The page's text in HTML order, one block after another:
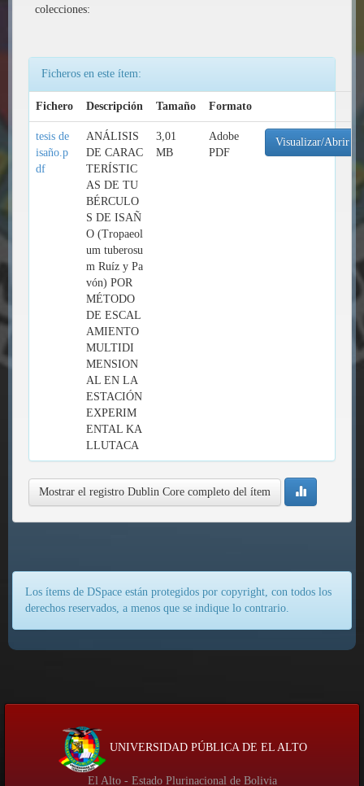
colecciones:
Ficheros en este ítem:
Fichero Descripción Tamaño Formato
tesis de
isaño.p
df
ANÁLISIS
DE CARAC
TERÍSTIC
AS DE TU
BÉRCULO
S DE ISAÑ
O (Tropaeol
um tuberosu
m Ruíz y Pa
vón) POR
MÉTODO
DE ESCAL
AMIENTO
MULTIDI
MENSION
AL EN LA
ESTACIÓN
EXPERIM
ENTAL KA
LLUTACA
3,01
MB
Adobe
PDF
Visualizar/Abrir
Mostrar el registro Dublin Core completo del ítem
Los ítems de DSpace están protegidos por copyright, con todos los
derechos reservados, a menos que se indique lo contrario.
UNIVERSIDAD PÚBLICA DE EL ALTO
El Alto - Estado Plurinacional de Bolivia